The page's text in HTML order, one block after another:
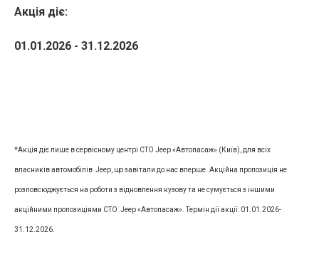
Акція діє:
01.01.2026 - 31.12.2026
*Акція діє лише в сервісному центрі СТО Jeep «Автопасаж» (Київ), для всіх
власників автомобілів Jeep, що завітали до нас вперше. Акційна пропозиція не
розповсюджується на роботи з відновлення кузову та не сумується з іншими
акційними пропозиціями СТО Jeep «Автопасаж». Термін дії акції: 01.01.2026-
31.12.2026.